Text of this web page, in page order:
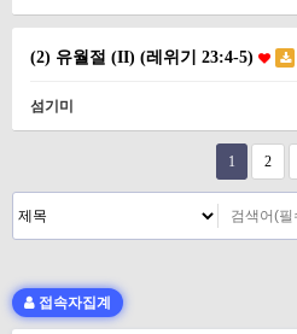
(2) 유월절 (II) (레위기 23:4-5)
섬기미
1 2
접속자집계